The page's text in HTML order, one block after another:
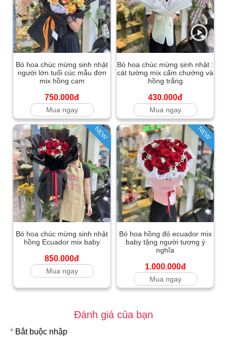
Bó hoa chúc mừng sinh nhật
người lớn tuổi cúc mẫu đơn
mix hồng cam
750.000đ
Mua ngay
Bó hoa chúc mừng sinh nhật :
cát tường mix cẩm chướng và
hồng trắng
430.000đ
Mua ngay
NEW
Bó hoa chúc mừng sinh nhật
hồng Ecuador mix baby
850.000đ
Mua ngay
NEW
Bó hoa hồng đỏ ecuador mix
baby tặng người tương ý
nghĩa
1.000.000đ
Mua ngay
Đánh giá của bạn
* Bắt buộc nhập